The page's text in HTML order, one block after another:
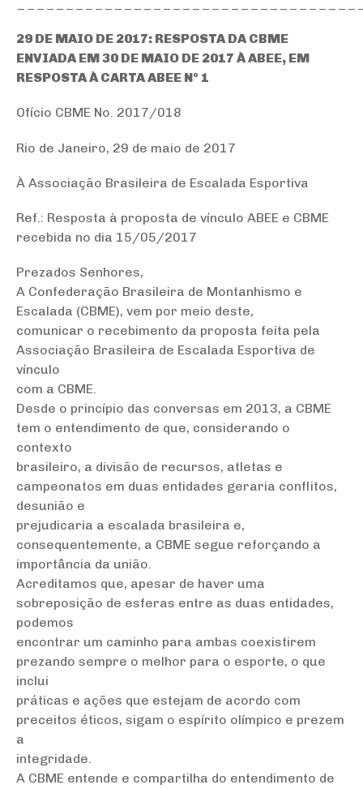
29 DE MAIO DE 2017: RESPOSTA DA CBME
ENVIADA EM 30 DE MAIO DE 2017 À ABEE, EM
RESPOSTA À CARTA ABEE Nº 1
Ofício CBME No. 2017/018
Rio de Janeiro, 29 de maio de 2017
À Associação Brasileira de Escalada Esportiva
Ref.: Resposta à proposta de vínculo ABEE e CBME
recebida no dia 15/05/2017
Prezados Senhores,
A Confederação Brasileira de Montanhismo e
Escalada (CBME), vem por meio deste,
comunicar o recebimento da proposta feita pela
Associação Brasileira de Escalada Esportiva de
vínculo
com a CBME.
Desde o princípio das conversas em 2013, a CBME
tem o entendimento de que, considerando o
contexto
brasileiro, a divisão de recursos, atletas e
campeonatos em duas entidades geraria conflitos,
desunião e
prejudicaria a escalada brasileira e,
consequentemente, a CBME segue reforçando a
importância da união.
Acreditamos que, apesar de haver uma
sobreposição de esferas entre as duas entidades,
podemos
encontrar um caminho para ambas coexistirem
prezando sempre o melhor para o esporte, o que
inclui
práticas e ações que estejam de acordo com
preceitos éticos, sigam o espírito olímpico e prezem
a
integridade.
A CBME entende e compartilha do entendimento de